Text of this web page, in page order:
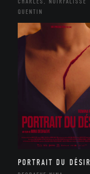
QUENTIN
PORTRAIT DU DÉSIR